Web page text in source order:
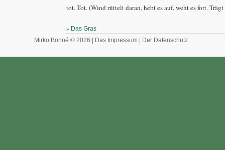
tot. Tot. (Wind rüttelt daran, hebt es auf, weht es fort. Trägt
» Das Gras
Mirko Bonné © 2026 |
Das Impressum Der Datenschutz